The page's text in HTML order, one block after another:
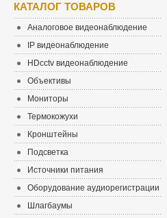
КАТАЛОГ ТОВАРОВ
Аналоговое видеонаблюдение
IP видеонаблюдение
HDcctv видеонаблюдение
Объективы
Мониторы
Термокожухи
Кронштейны
Подсветка
Источники питания
Оборудование аудиорегистрации
Шлагбаумы